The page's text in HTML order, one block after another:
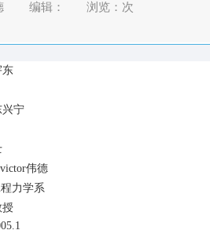
德 编辑： 浏览： 次
东
兴宁
伟德
力学系
授